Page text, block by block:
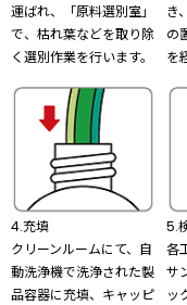
運ばれ、「原料選別室」
で、枯れ葉などを取り除
く選別作業を行います。
き
の
を
4.充填
クリーンルームにて、自
動洗浄機で洗浄された製
品容器に充填、キャッピ
5.
各
サ
ッ